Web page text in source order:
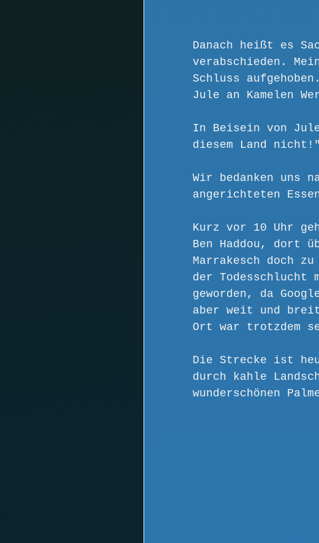
Danach heißt es
verabschieden.
Schluss
Jule an Kamelen
In Beisein von
diesem Land
Wir bedanken uns
angerichteten
Kurz vor 10 Uhr
Ben Haddou, dort
Marrakesch doch
der
geworden, da
aber weit und
Ort war trotzdem
Die Strecke ist
durch kahle
wunderschönen